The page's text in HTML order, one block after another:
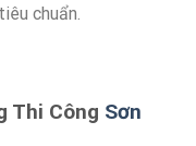
chuẩn.
Thi Công Sơn